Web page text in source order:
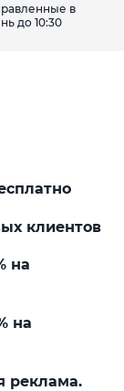
в
до 10:30
клиентов
на
на
реклама.